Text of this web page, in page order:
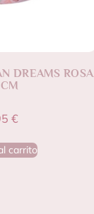
DREAMS ROSA
€
carrito